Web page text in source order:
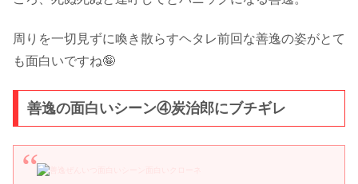
周りを一切見ずに喚き散らすヘタレ前回な善逸の姿がとて
も面白いですね🤪
善逸の面白いシーン④炭治郎にブチギレ